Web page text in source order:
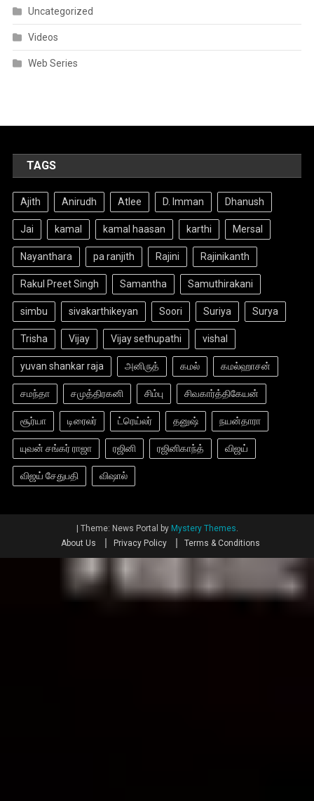
Uncategorized
Videos
Web Series
TAGS
Ajith Anirudh Atlee D. Imman Dhanush
Jai kamal kamal haasan karthi Mersal
Nayanthara pa ranjith Rajini Rajinikanth
Rakul Preet Singh Samantha Samuthirakani
simbu sivakarthikeyan Soori Suriya Surya
Trisha Vijay Vijay sethupathi vishal
yuvan shankar raja அனிருத் கமல் கமல்ஹாசன்
சமந்தா சமுத்திரகனி சிம்பு சிவகார்த்திகேயன்
சூர்யா டிரைலர் ட்ரெய்லர் தனுஷ் நயன்தாரா
யுவன் சங்கர் ராஜா ரஜினி ரஜினிகாந்த் விஜய்
விஜய் சேதுபதி விஷால்
Theme: News Portal by Mystery Themes.
About Us
Privacy Policy Terms & Conditions